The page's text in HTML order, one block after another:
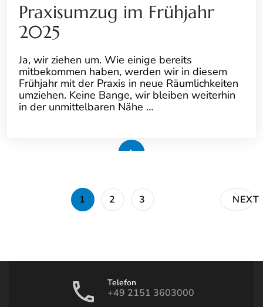
Praxisumzug im Frühjahr
2025
Ja, wir ziehen um. Wie einige bereits
mitbekommen haben, werden wir in diesem
Frühjahr mit der Praxis in neue Räumlichkeiten
umziehen. Keine Bange, wir bleiben weiterhin
in der unmittelbaren Nähe …
Seitennummerierung
PAGE
1 PAGE
2 PAGE
3 NEXT
Telefon
+49 2151 3603000